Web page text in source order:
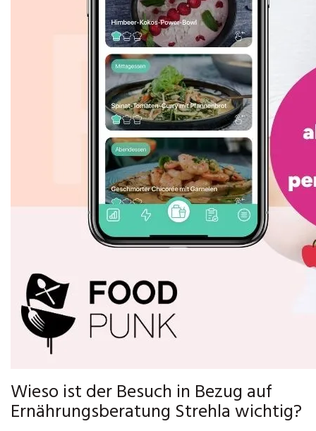
Wieso ist der Besuch in Bezug auf
Ernährungsberatung Strehla wichtig?